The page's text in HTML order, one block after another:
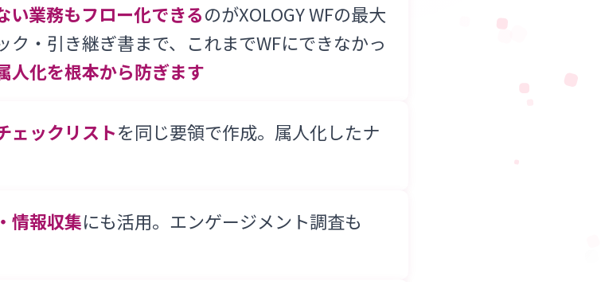
い業務もフロー化できるのがXOLOGY WFの最大
・引き継ぎ書まで、これまでWFにできなかっ
人化を根本から防ぎます
ェックリストを同じ要領で作成。属人化したナ
情報収集にも活用。エンゲージメント調査も